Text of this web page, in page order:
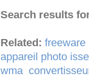
Search results
Related: freeware
appareil photo
wma